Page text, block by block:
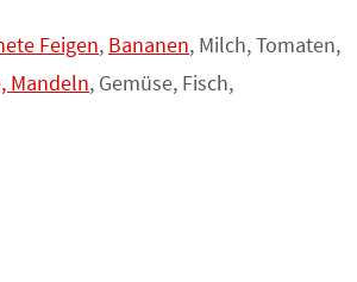
Feigen, Bananen, Milch, Tomaten,
Mandeln, Gemüse, Fisch,